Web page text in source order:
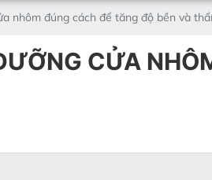
nhôm đúng cách để tăng độ bền và
CỬA